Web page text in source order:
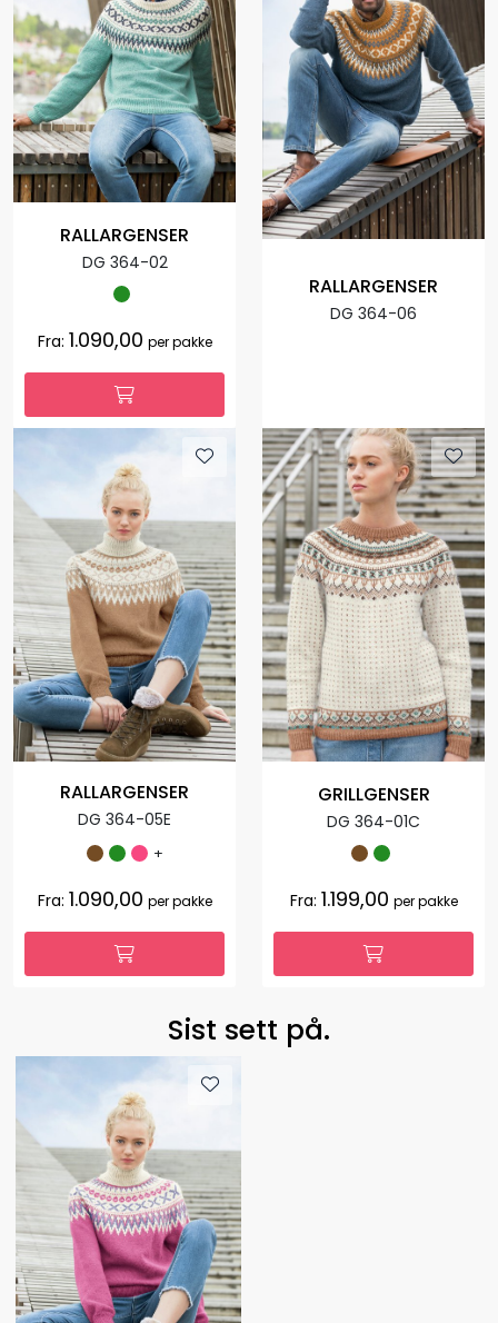
RALLARGENSER
DG 364-02
Fra: 1.090,00 per pakke
RALLARGENSER
DG 364-06
RALLARGENSER
DG 364-05E
+
Fra: 1.090,00 per pakke
GRILLGENSER
DG 364-01C
Fra: 1.199,00 per pakke
Sist sett på.